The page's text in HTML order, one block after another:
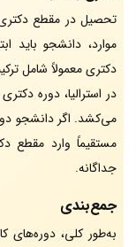
موارد، دانشجو باید
دکتری معمولاً شامل
مستقیماً وارد مقطع
جداگانه.
جمع‌بندی
به‌طور کلی، دوره‌های